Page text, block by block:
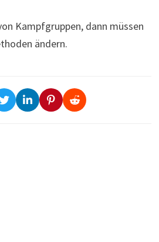
Kampfgruppen, dann müssen
ändern.